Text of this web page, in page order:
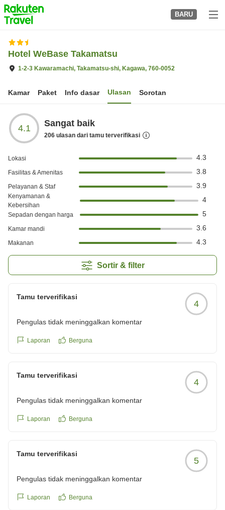
to
top
page
BARU
Hotel WeBase Takamatsu
1-2-3 Kawaramachi, Takamatsu-shi, Kagawa, 760-0052
Kamar Paket Info dasar Ulasan Sorotan
4.1 Sangat baik
206 ulasan dari tamu terverifikasi
Lokasi 4.3
Fasilitas & Amenitas 3.8
Pelayanan & Staf 3.9
Kenyamanan &
Kebersihan
4
Sepadan dengan harga 5
Kamar mandi 3.6
Makanan 4.3
Sortir & filter
Tamu terverifikasi
4
Pengulas tidak meninggalkan komentar
Laporan Berguna
Tamu terverifikasi
4
Pengulas tidak meninggalkan komentar
Laporan Berguna
Tamu terverifikasi
5
Pengulas tidak meninggalkan komentar
Laporan Berguna